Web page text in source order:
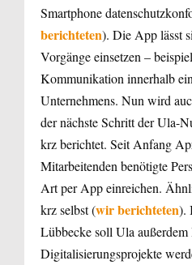
Smartphone
berichteten). Die App lässt
Vorgänge einsetzen –
Kommunikation innerhalb
Unternehmens. Nun wird
der nächste Schritt der Ula-
krz berichtet. Seit Anfang
Mitarbeitenden benötigte
Art per App einreichen.
krz selbst (wir berichteten).
Lübbecke soll Ula
Digitalisierungsprojekte